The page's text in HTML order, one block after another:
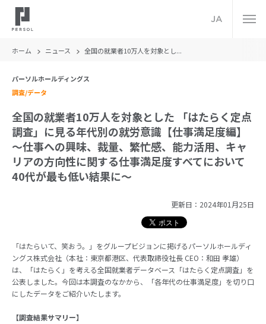
JA
ホーム ニュース 全国の就業者10万人を対象とし...
パーソルホールディングス
調査/データ
全国の就業者10万人を対象とした 「はたらく定点
調査」に見る年代別の就労意識【仕事満足度編】
～仕事への興味、裁量、繁忙感、能力活用、キャ
リアの方向性に関する仕事満足度すべてにおいて
40代が最も低い結果に～
更新日： 2024年01月25日
「はたらいて、笑おう。」をグループビジョンに掲げるパーソルホールディ
ングス株式会社（本社：東京都港区、代表取締役社長 CEO：和田 孝雄）
は、「はたらく」を考える全国就業者データベース「はたらく定点調査」を
公表しました。今回は本調査のなかから、「各年代の仕事満足度」を切り口
にしたデータをご紹介いたします。
【調査結果サマリー】